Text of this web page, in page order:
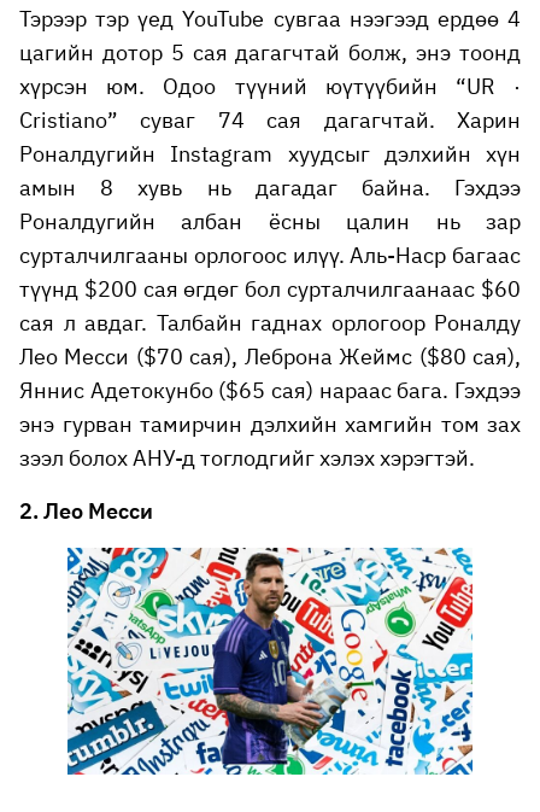
Тэрээр тэр үед YouTube сувгаа нээгээд ердөө 4
цагийн дотор 5 сая дагагчтай болж, энэ тоонд
хүрсэн юм. Одоо түүний юүтүүбийн “UR ·
Cristiano” суваг 74 сая дагагчтай. Харин
Роналдугийн Instagram хуудсыг дэлхийн хүн
амын 8 хувь нь дагадаг байна. Гэхдээ
Роналдугийн албан ёсны цалин нь зар
сурталчилгааны орлогоос илүү. Аль-Наср багаас
түүнд $200 сая өгдөг бол сурталчилгаанаас $60
сая л авдаг. Талбайн гаднах орлогоор Роналду
Лео Месси ($70 сая), Леброна Жеймс ($80 сая),
Яннис Адетокунбо ($65 сая) нараас бага. Гэхдээ
энэ гурван тамирчин дэлхийн хамгийн том зах
зээл болох АНУ-д тоглодгийг хэлэх хэрэгтэй.
2. Лео Месси